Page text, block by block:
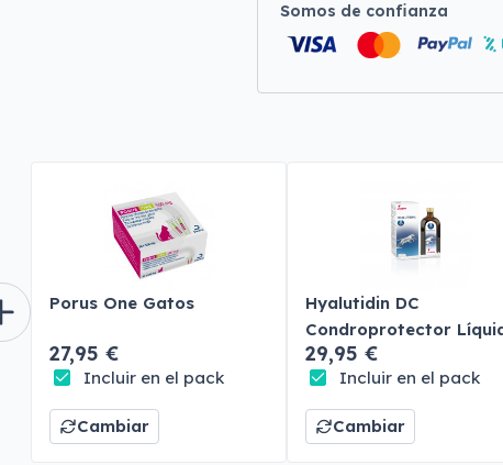
Somos de confianza
Porus One Gatos
27,95 €
Incluir en el pack
Cambiar
Hyalutidin DC
Condroprotector
Perros y Gatos
29,95 €
Incluir en el pack
Cambiar